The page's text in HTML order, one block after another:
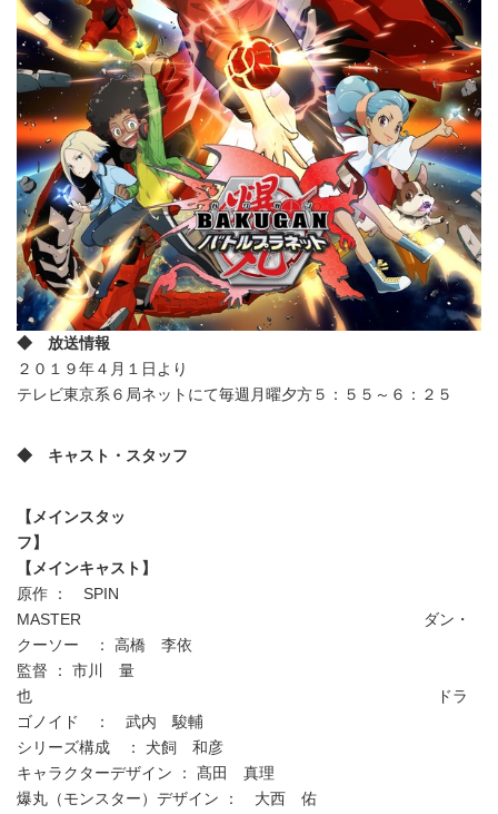
◆ 放送情報
２０１９年４月１日より
テレビ東京系６局ネットにて毎週月曜夕方５：５５～６：２５
◆ キャスト・スタッフ
【メインスタッ
フ】
【メインキャスト】
原作 ： SPIN
MASTER ダン・
クーソー ： 高橋 李依
監督 ： 市川 量
也 ドラ
ゴノイド ： 武内 駿輔
シリーズ構成 ： 犬飼 和彦
キャラクターデザイン ： 髙田 真理
爆丸（モンスター）デザイン ： 大西 佑
English